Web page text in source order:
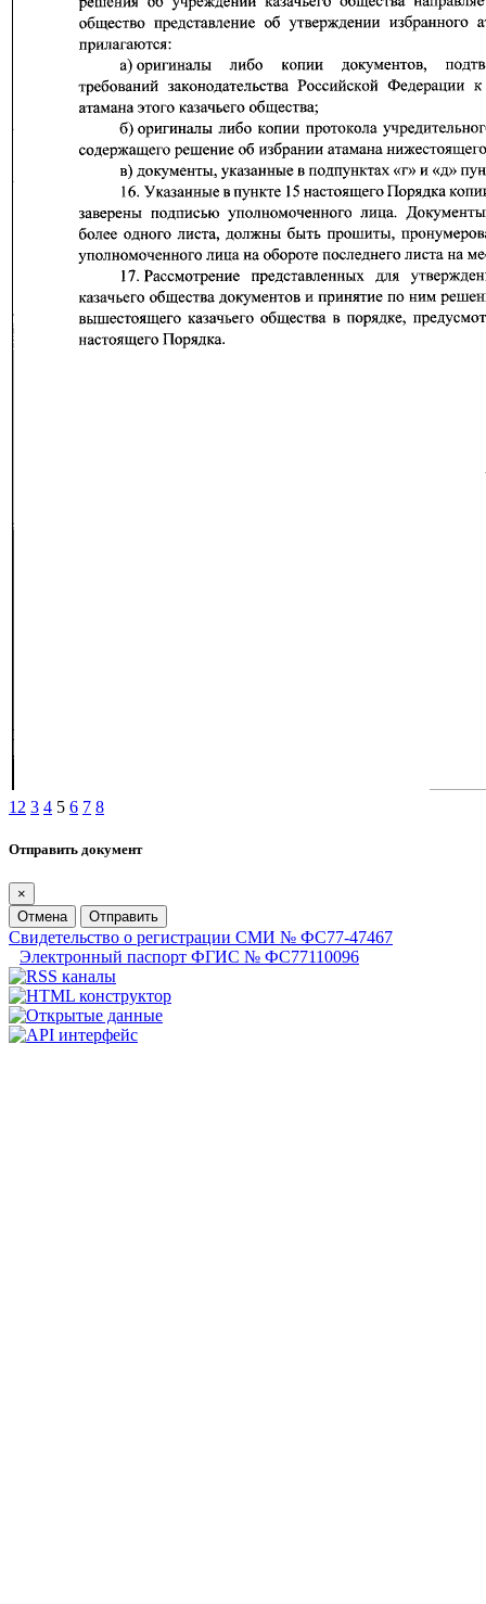
1 2 3 4 5 6 7 8
Отправить документ
×
Отмена
Отправить
Свидетельство о регистрации СМИ № ФС77-47467
Электронный паспорт ФГИС № ФС77110096